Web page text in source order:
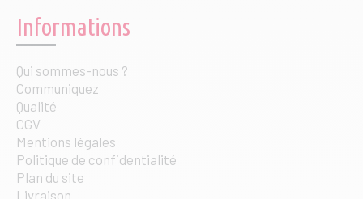
Informations
Qui sommes-nous ?
Communiquez
Qualité
CGV
Mentions légales
Politique de confidentialité
Plan du site
Livraison